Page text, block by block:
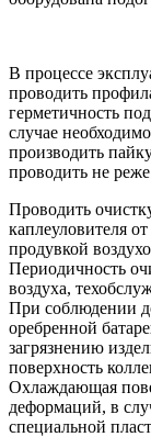
В процессе
проводить
герметичность
случае
производить
проводить не
Проводить
каплеуловителя
продувкой
Периодичность
воздуха,
При соблюдении
оребренной
загрязнению
поверхность
Охлаждающая
деформаций, в
специальной